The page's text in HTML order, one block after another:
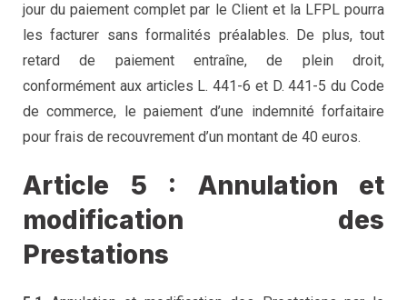
jour du paiement complet par le Client et la LFPL pourra
les facturer sans formalités préalables. De plus, tout
retard de paiement entraîne, de plein droit,
conformément aux articles L. 441-6 et D. 441-5 du Code
de commerce, le paiement d’une indemnité forfaitaire
pour frais de recouvrement d’un montant de 40 euros.
Article 5 : Annulation et
modification des
Prestations